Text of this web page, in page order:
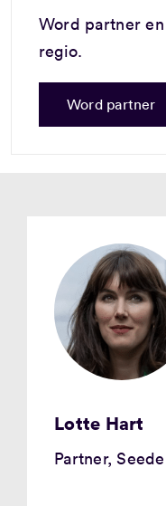
Word partner
regio.
Word partner
Lotte Hart
Partner,